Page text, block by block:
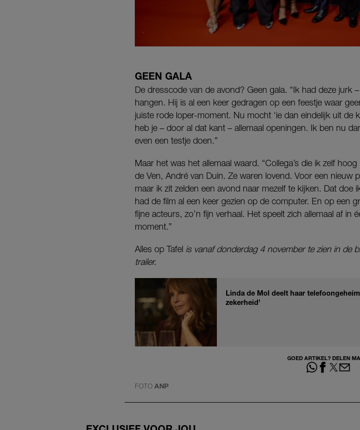
GEEN GALA
De dresscode van de avond? Geen gala. “Ik had deze jurk
hangen. Hij is al een keer gedragen op een feestje waar
juiste rode loper-moment. Nu mocht ‘ie dan eindelijk uit
heb je – door al dat kant – allemaal openingen. Ik ben nu
even een testje doen.”
Maar het was het allemaal waard. “Collega’s die ik zelf
de Ven, André van Duin. Ze waren lovend. Voor een nieuw
maar ik zit zelden een avond naar mezelf te kijken. Dat doe
had de film al een keer gezien op de computer. En op een
fijne acteurs, zo’n fijn verhaal. Het speelt zich allemaal af in
moment.”
Alles op Tafel is vanaf donderdag 4 november te zien in de
trailer.
Linda de Mol deelt haar
zekerheid’
GOED ARTIKEL? DELEN
FOTO ANP